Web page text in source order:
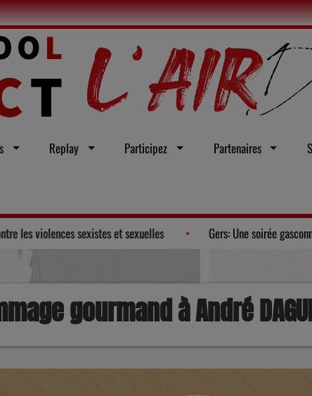
Replay Participez Partenaires
un vœu en faveur d'une loi intégrale contre les violences sexistes
gourmand à André